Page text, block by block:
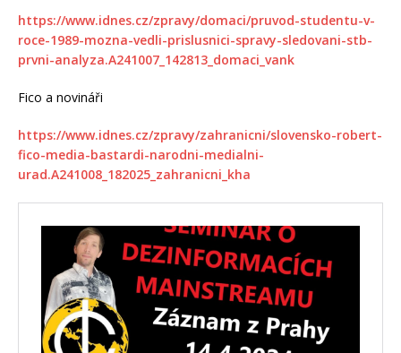
https://www.idnes.cz/zpravy/domaci/pruvod-studentu-v-
roce-1989-mozna-vedli-prislusnici-spravy-sledovani-stb-
prvni-analyza.A241007_142813_domaci_vank
Fico a novináři
https://www.idnes.cz/zpravy/zahranicni/slovensko-robert-
fico-media-bastardi-narodni-medialni-
urad.A241008_182025_zahranicni_kha